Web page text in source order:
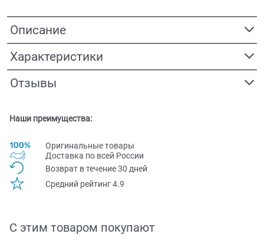
Описание
Характеристики
Отзывы
Наши преимущества:
Оригинальные товары
Доставка по всей Pоссии
Возврат в течение 30 дней
Средний рейтинг 4.9
С этим товаром покупают